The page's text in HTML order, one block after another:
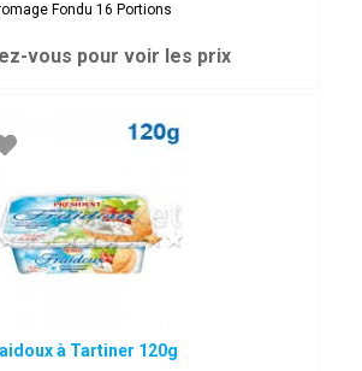
Fondu 16 Portions
vous pour voir les prix
à Tartiner 120g